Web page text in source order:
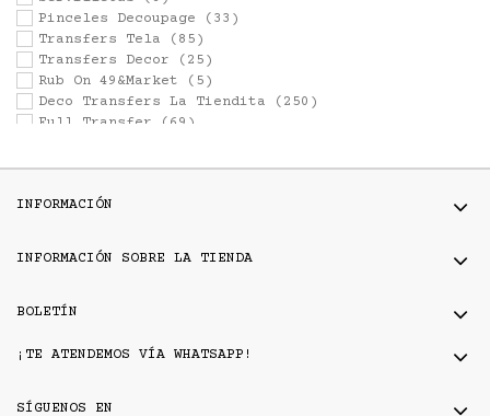
Pinceles Decoupage (33)
Transfers Tela (85)
Transfers Decor (25)
Rub On 49&Market (5)
Deco Transfers La Tiendita (250)
Full Transfer (69)
INFORMACIÓN
INFORMACIÓN SOBRE LA TIENDA
BOLETÍN
¡TE ATENDEMOS VÍA WHATSAPP!
SÍGUENOS EN